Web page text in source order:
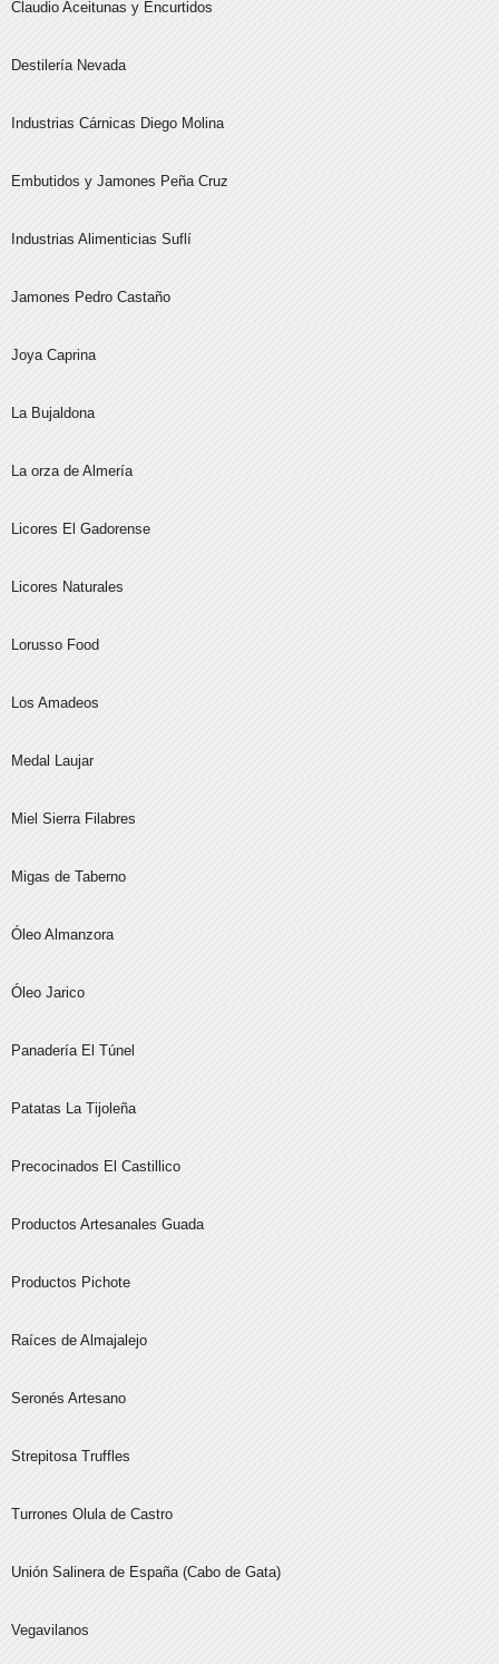
Claudio Aceitunas y Encurtidos
Destilería Nevada
Industrias Cárnicas Diego Molina
Embutidos y Jamones Peña Cruz
Industrias Alimenticias Suflí
Jamones Pedro Castaño
Joya Caprina
La Bujaldona
La orza de Almería
Licores El Gadorense
Licores Naturales
Lorusso Food
Los Amadeos
Medal Laujar
Miel Sierra Filabres
Migas de Taberno
Óleo Almanzora
Óleo Jarico
Panadería El Túnel
Patatas La Tijoleña
Precocinados El Castillico
Productos Artesanales Guada
Productos Pichote
Raíces de Almajalejo
Seronés Artesano
Strepitosa Truffles
Turrones Olula de Castro
Unión Salinera de España (Cabo de Gata)
Vegavilanos